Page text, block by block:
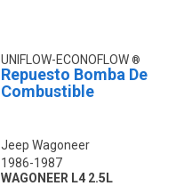
UNIFLOW-ECONOFLOW
Repuesto Bomba De
Combustible
Jeep Wagoneer
1986-1987
WAGONEER L4 2.5L